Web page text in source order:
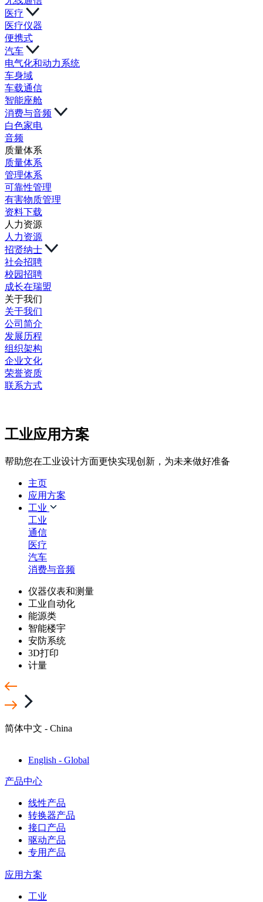
医疗
医疗仪器
便携式
汽车
电气化和动力系统
车身域
车载通信
智能座舱
消费与音频
白色家电
音频
质量体系
质量体系
管理体系
可靠性管理
有害物质管理
资料下载
人力资源
人力资源
招贤纳士
社会招聘
校园招聘
成长在瑞盟
关于我们
关于我们
公司简介
发展历程
组织架构
企业文化
荣誉资质
联系方式
工业应用方案
帮助您在工业设计方面更快实现创新，为未来做好准备
主页
应用方案
工业
工业
通信
医疗
汽车
消费与音频
仪器仪表和测量
工业自动化
能源类
智能楼宇
安防系统
3D打印
计量
简体中文 - China
English - Global
产品中心
线性产品
转换器产品
接口产品
驱动产品
专用产品
应用方案
工业